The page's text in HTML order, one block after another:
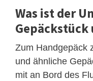
Was ist der
Gepäckstück
Zum Handgepäck
und ähnliche
mit an Bord des